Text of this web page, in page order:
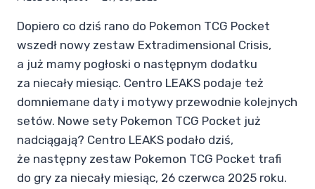
Dopiero co dziś rano do Pokemon TCG Pocket
wszedł nowy zestaw Extradimensional Crisis,
a już mamy pogłoski o następnym dodatku
za niecały miesiąc. Centro LEAKS podaje też
domniemane daty i motywy przewodnie kolejnych
setów. Nowe sety Pokemon TCG Pocket już
nadciągają? Centro LEAKS podało dziś,
że następny zestaw Pokemon TCG Pocket trafi
do gry za niecały miesiąc, 26 czerwca 2025 roku.